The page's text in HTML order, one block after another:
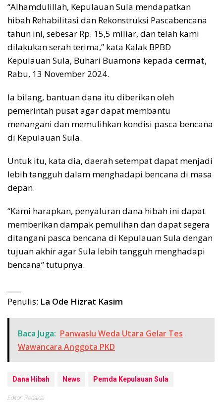
“Alhamdulillah, Kepulauan Sula mendapatkan
hibah Rehabilitasi dan Rekonstruksi Pascabencana
tahun ini, sebesar Rp. 15,5 miliar, dan telah kami
dilakukan serah terima,” kata Kalak BPBD
Kepulauan Sula, Buhari Buamona kepada cermat,
Rabu, 13 November 2024.
Ia bilang, bantuan dana itu diberikan oleh
pemerintah pusat agar dapat membantu
menangani dan memulihkan kondisi pasca bencana
di Kepulauan Sula.
Untuk itu, kata dia, daerah setempat dapat menjadi
lebih tangguh dalam menghadapi bencana di masa
depan.
“Kami harapkan, penyaluran dana hibah ini dapat
memberikan dampak pemulihan dan dapat segera
ditangani pasca bencana di Kepulauan Sula dengan
tujuan akhir agar Sula lebih tangguh menghadapi
bencana” tutupnya.
Penulis: La Ode Hizrat Kasim
Baca Juga: Panwaslu Weda Utara Gelar Tes
Wawancara Anggota PKD
Dana Hibah News Pemda Kepulauan Sula
Editor: Redaksi